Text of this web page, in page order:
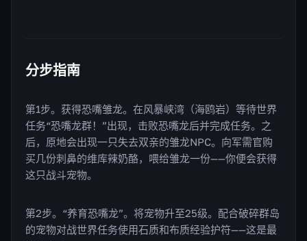
分步指南
第1步。获得恐嘴雏龙。在风暴峡湾（海鸥岩）等待世界
任务“恐嘴龙群！”出现，击败恐嘴龙后并完成任务。之
后，原地会出现一只失去双亲的雏龙NPC。向军需官购
买几份刺鼻的维库辣奶酪，喂给雏龙一份——你便会获得
这只战斗宠物。
第2步。“养育恐嘴龙”。将宠物升至25级。配合破碎群岛
的宠物对战世界任务使用石质和布质经验护符——这是最